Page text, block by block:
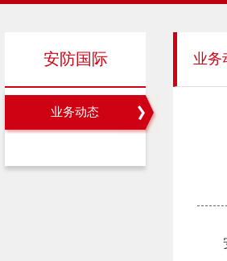
安防国际
业务动态
业务
安